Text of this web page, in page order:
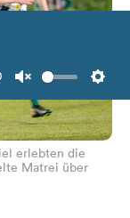
Unmute
erlebten die
Matrei über